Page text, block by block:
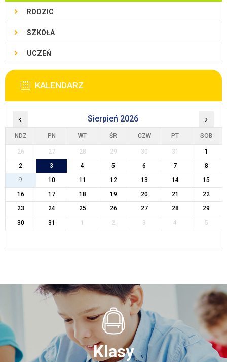
RODZIC
SZKOŁA
UCZEŃ
KALENDARZ
‹ Sierpień 2026 ›
NDZ PN WT ŚR CZW PT SOB
26 27 28 29 30 31
1
2
3 4 5 6 7
8
9
10 11 12 13 14
15
16
17 18 19 20 21
22
23
24 25 26 27 28
29
30
31 1 2 3 4 5
Klasy